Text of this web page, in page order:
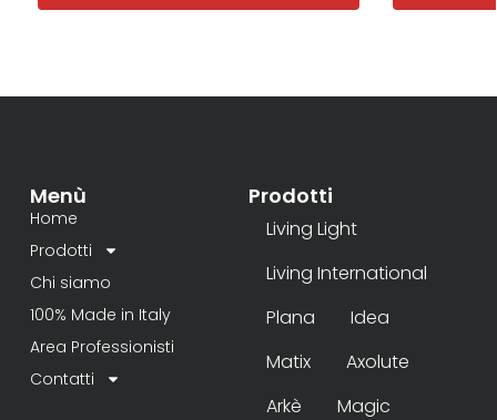
Menù
Home
Prodotti
Chi siamo
100% Made in Italy
Area Professionisti
Contatti
Prodotti
Living Light
Living International
Plana
Idea
Matix
Axolute
Arkè
Magic